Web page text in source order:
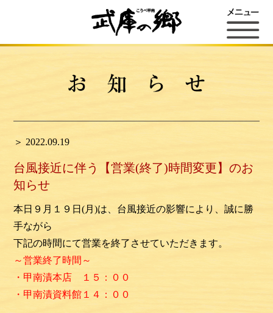
＞ 2022.09.19
台風接近に伴う【営業(終了)時間変更】のお
知らせ
本日９月１９日(月)は、台風接近の影響により、誠に勝
手ながら
下記の時間にて営業を終了させていただきます。
～営業終了時間～
・甲南漬本店 １５：００
・甲南漬資料館１４：００